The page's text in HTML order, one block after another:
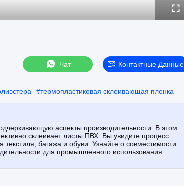
Чат Контактные Данные
#термопластиковая склеивающая пленка
аспекты производительности. В этом
склеивает листы ПВХ. Вы увидите процесс
багажа и обуви. Узнайте о совместимости
для промышленного использования.